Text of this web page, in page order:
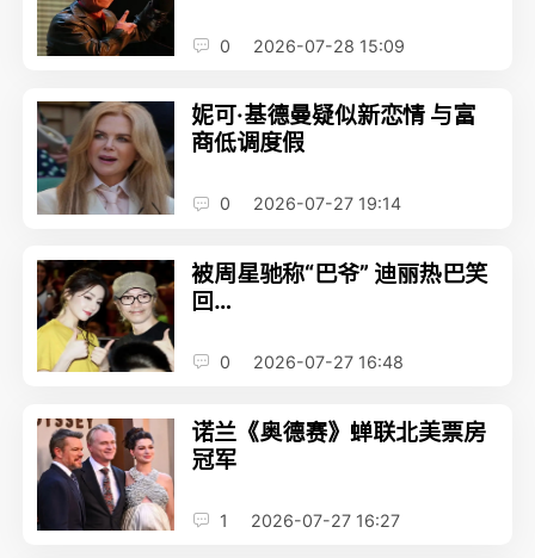
0 2026-07-28 15:09
妮可·基德曼疑似新恋情 与富
商低调度假
0 2026-07-27 19:14
被周星驰称“巴爷” 迪丽热巴笑
回…
0 2026-07-27 16:48
诺兰《奥德赛》蝉联北美票房
冠军
1 2026-07-27 16:27